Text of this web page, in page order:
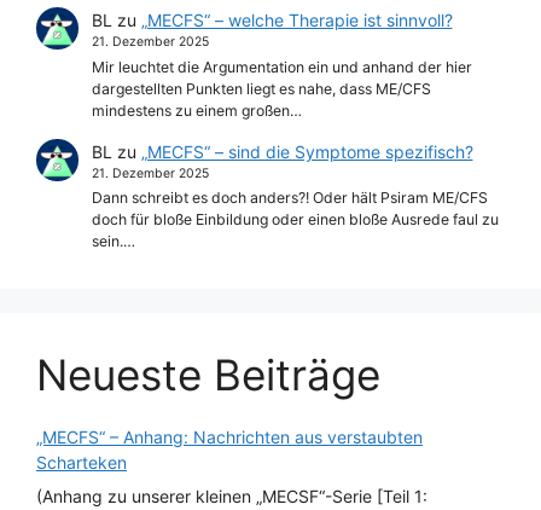
BL zu „MECFS“ – welche Therapie ist sinnvoll?
21. Dezember 2025
Mir leuchtet die Argumentation ein und anhand der hier
dargestellten Punkten liegt es nahe, dass ME/CFS
mindestens zu einem großen…
BL zu „MECFS“ – sind die Symptome spezifisch?
21. Dezember 2025
Dann schreibt es doch anders?! Oder hält Psiram ME/CFS
doch für bloße Einbildung oder einen bloße Ausrede faul zu
sein.…
Neueste Beiträge
„MECFS“ – Anhang: Nachrichten aus verstaubten
Scharteken
(Anhang zu unserer kleinen „MECSF“-Serie [Teil 1: